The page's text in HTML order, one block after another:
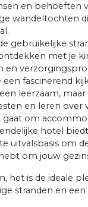
en behoeften
wandeltochten
gebruikelijke
met je
en
een fascinerend
leerzaam,
en leren over
gaat om
hotel
uitvalsbasis om
om jouw
het is de ideale
stranden en